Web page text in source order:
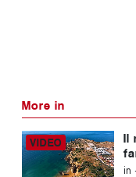
More in
Il
in